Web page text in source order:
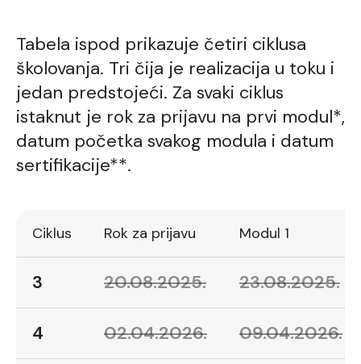
Tabela ispod prikazuje četiri ciklusa
školovanja. Tri čija je realizacija u toku i
jedan predstojeći. Za svaki ciklus
istaknut je rok za prijavu na prvi modul*,
datum početka svakog modula i datum
sertifikacije**.
Ciklus Rok za prijavu Modul 1
3 20.08.2025. 23.08.2025.
4 02.04.2026. 09.04.2026.